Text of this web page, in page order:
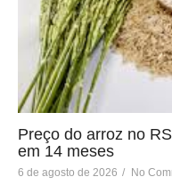
Preço do arroz no
em 14 meses
6 de agosto de 2026 / No